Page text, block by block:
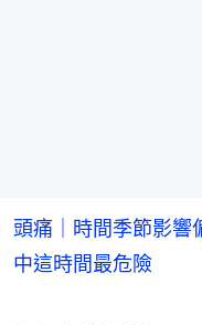
頭痛｜時間季節影響
中這時間最危險